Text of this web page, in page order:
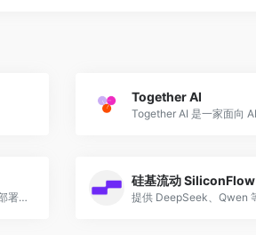
Together AI
Replicate 是一个专注于开源 AI 模型的云端部署和 API 调用平台，用户可以通过简单的 API 调用或 Web 界面直接运行数千个开源 AI 模型，
硅基流动 SiliconFlow